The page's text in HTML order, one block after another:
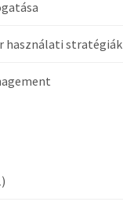
használati stratégiák